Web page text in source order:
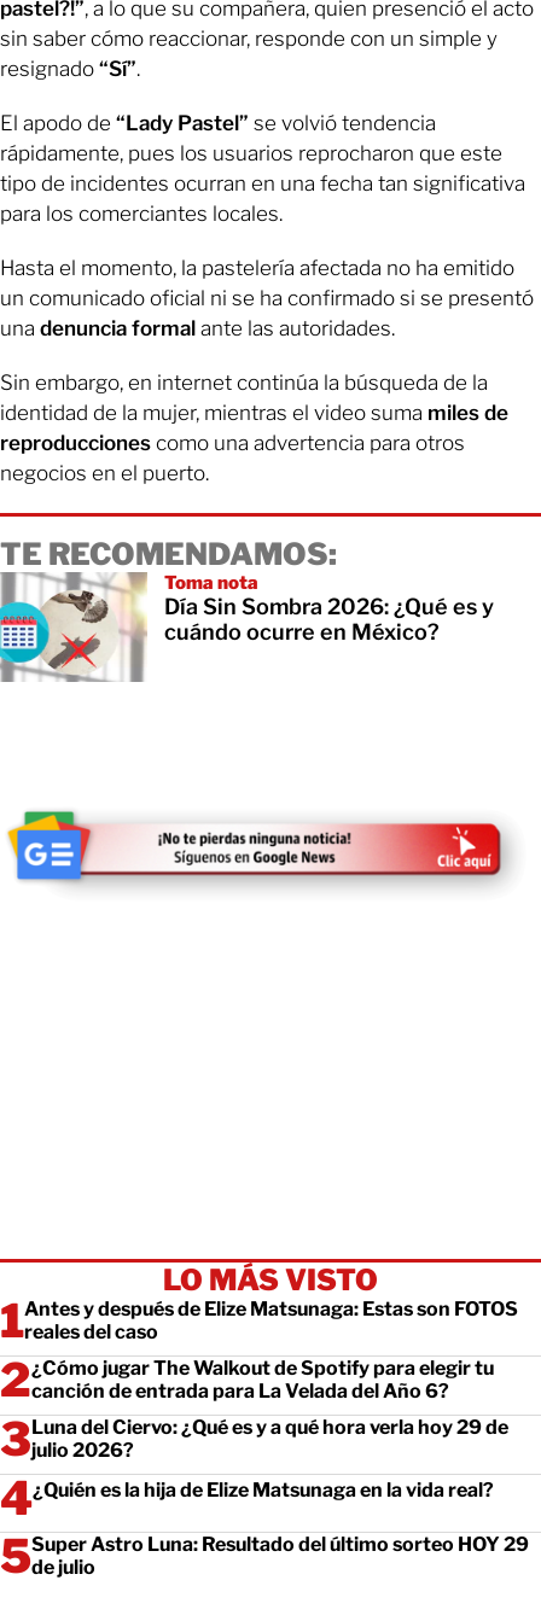
pastel?!”, a lo que su compañera, quien presenció el acto
sin saber cómo reaccionar, responde con un simple y
resignado “Sí”.
El apodo de “Lady Pastel” se volvió tendencia
rápidamente, pues los usuarios reprocharon que este
tipo de incidentes ocurran en una fecha tan significativa
para los comerciantes locales.
Hasta el momento, la pastelería afectada no ha emitido
un comunicado oficial ni se ha confirmado si se presentó
una denuncia formal ante las autoridades.
Sin embargo, en internet continúa la búsqueda de la
identidad de la mujer, mientras el video suma miles de
reproducciones como una advertencia para otros
negocios en el puerto.
TE RECOMENDAMOS:
Toma nota
Día Sin Sombra 2026: ¿Qué es y
cuándo ocurre en México?
LO MÁS VISTO
Antes y después de Elize Matsunaga: Estas son FOTOS
reales del caso
¿Cómo jugar The Walkout de Spotify para elegir tu
canción de entrada para La Velada del Año 6?
Luna del Ciervo: ¿Qué es y a qué hora verla hoy 29 de
julio 2026?
¿Quién es la hija de Elize Matsunaga en la vida real?
Super Astro Luna: Resultado del último sorteo HOY 29
de julio